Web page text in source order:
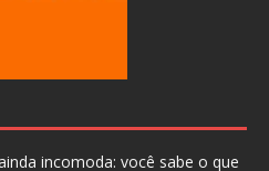
incomoda: você sabe o que